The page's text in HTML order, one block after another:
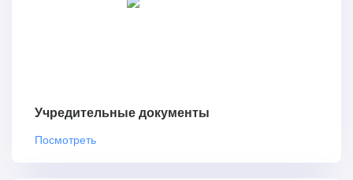
Учредительные документы
Посмотреть